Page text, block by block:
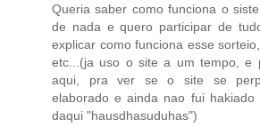
Queria saber como funciona o
de nada e quero participar de
explicar como funciona esse
etc...(ja uso o site a um tempo, e
aqui, pra ver se o site se
elaborado e ainda nao fui hakiado
daqui "hausdhasuduhas")